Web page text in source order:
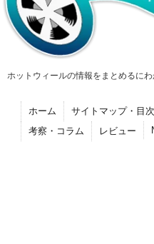
ホットウィールの情報をまとめるにわ
ホーム サイトマップ・目次
考察・コラム
レビュー